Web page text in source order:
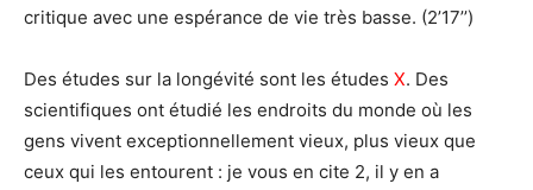
critique avec une espérance de vie très basse. (2’17’’)
Des études sur la longévité sont les études X. Des
scientifiques ont étudié les endroits du monde où les
gens vivent exceptionnellement vieux, plus vieux que
ceux qui les entourent : je vous en cite 2, il y en a